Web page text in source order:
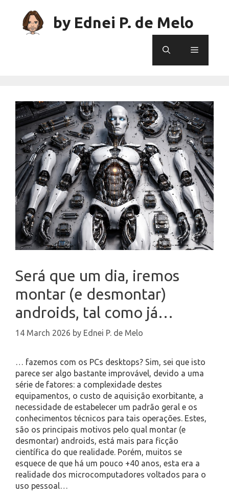
content
by Ednei P. de Melo
Menu
Será que um dia, iremos
montar (e desmontar)
androids, tal como já…
14 March 2026 by Ednei P. de Melo
… fazemos com os PCs desktops? Sim, sei que isto
parece ser algo bastante improvável, devido a uma
série de fatores: a complexidade destes
equipamentos, o custo de aquisição exorbitante, a
necessidade de estabelecer um padrão geral e os
conhecimentos técnicos para tais operações. Estes,
são os principais motivos pelo qual montar (e
desmontar) androids, está mais para ficção
científica do que realidade. Porém, muitos se
esquece de que há um pouco +40 anos, esta era a
realidade dos microcomputadores voltados para o
uso pessoal…